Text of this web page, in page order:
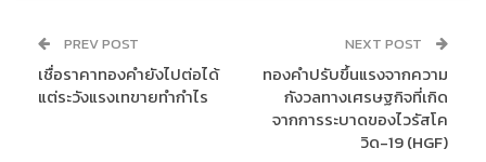
PREV POST
เชื่อราคาทองคำยังไปต่อได้
แต่ระวังแรงเทขายทำกำไร
NEXT POST
ทองคำปรับขึ้นแรงจากความ
กังวลทางเศรษฐกิจที่เกิด
จากการระบาดของไวรัสโค
วิด-19 (HGF)